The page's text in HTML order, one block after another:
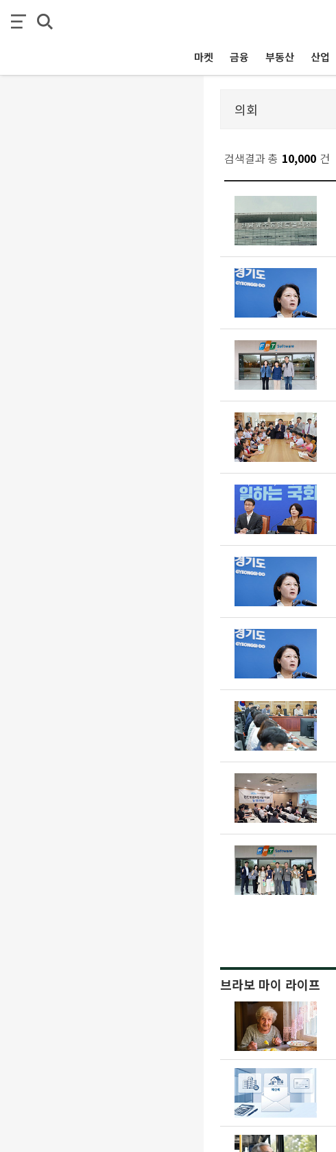
마켓 금융 부동산 산업
검색결과 총 10,000 건
브라보 마이 라이프